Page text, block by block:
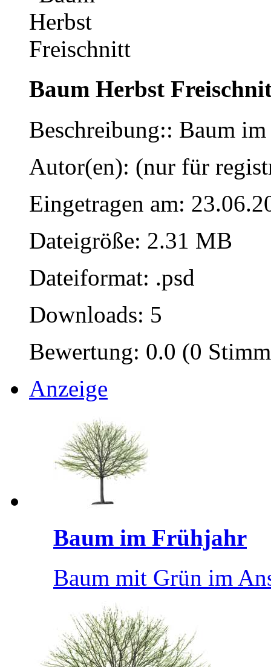
Baum Herbst
Beschreibung:: Baum
Autor(en): (nur für
Eingetragen am:
Dateigröße: 2.31 MB
Dateiformat: .psd
Downloads: 5
Bewertung: 0.0 (0
Anzeige
Baum im Frühjahr
Baum mit Grün im